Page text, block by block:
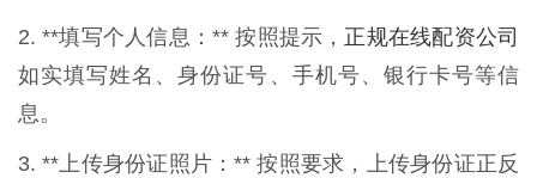
2. **填写个人信息：** 按照提示， 正规在线配资公司
如实填写姓名、身份证号、手机号、银行卡号等信
息。
3. **上传身份证照片：** 按照要求，上传身份证正反